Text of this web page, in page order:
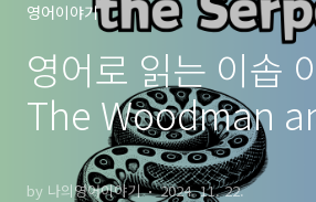
영어이야기
영어로 읽는 이솝
The Woodman
Serpent 나무꾼
by 나의영어이야기 2024. 11. 22.